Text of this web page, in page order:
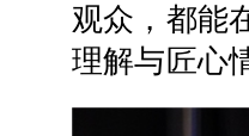
观众，都能
理解与匠心